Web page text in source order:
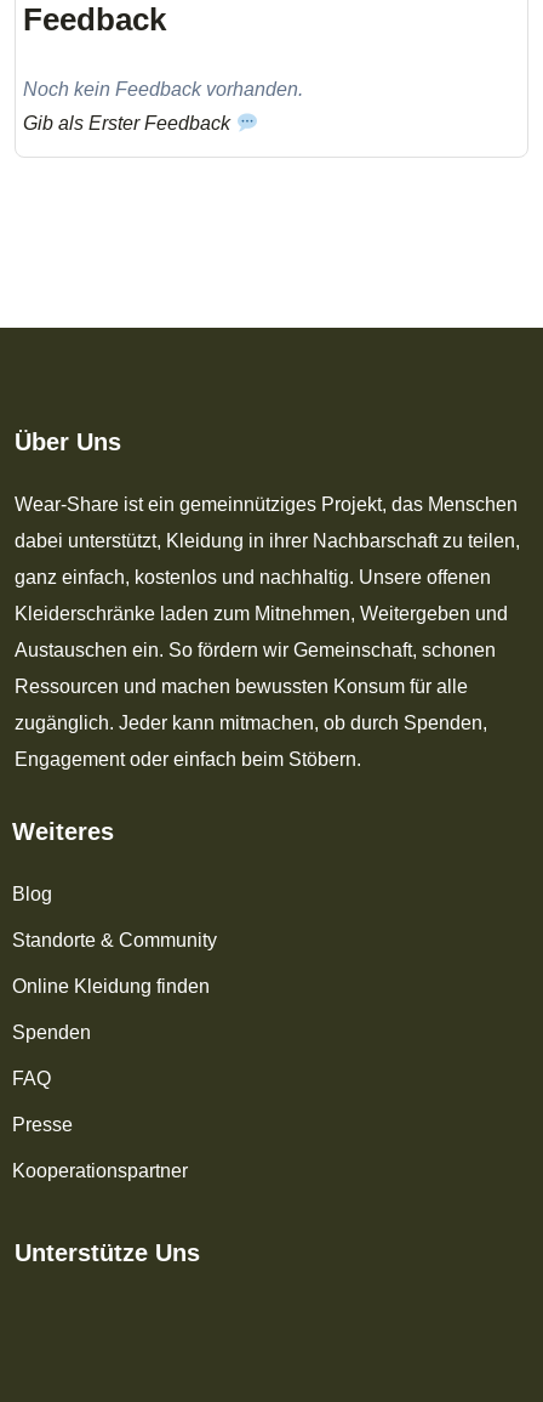
Feedback
Noch kein Feedback vorhanden.
Gib als Erster Feedback
Über Uns
Wear-Share ist ein gemeinnütziges Projekt, das Menschen
dabei unterstützt, Kleidung in ihrer Nachbarschaft zu teilen,
ganz einfach, kostenlos und nachhaltig. Unsere offenen
Kleiderschränke laden zum Mitnehmen, Weitergeben und
Austauschen ein. So fördern wir Gemeinschaft, schonen
Ressourcen und machen bewussten Konsum für alle
zugänglich. Jeder kann mitmachen, ob durch Spenden,
Engagement oder einfach beim Stöbern.
Weiteres
Blog
Standorte & Community
Online Kleidung finden
Spenden
FAQ
Presse
Kooperationspartner
Unterstütze Uns